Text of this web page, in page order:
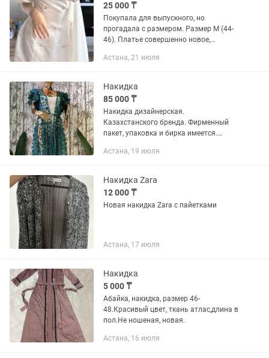
25 000 ₸
Покупала для выпускного, но
прогадала с размером. Размер М (44-
46). Платье совершенно новое,
Стоило 45 000 тг, отдаю за 25 000
Астана, 21 июля
Накидка
85 000 ₸
Накидка дизайнерская.
Казахстанского бренда. Фирменный
пакет, упаковка и бирка имеется.
Астана, 19 июля
Накидка Zara
12 000 ₸
Новая накидка Zara с пайетками
Астана, 17 июля
Накидка
5 000 ₸
Абайка, накидка, размер 46-
48.Красивый цвет, ткань атлас,длина в
пол.Не ношеная, новая.
Астана, 16 июля